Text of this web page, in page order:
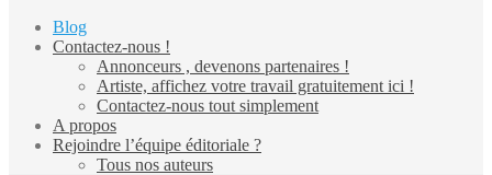
Blog
Contactez-nous !
Annonceurs , devenons partenaires !
Artiste, affichez votre travail gratuitement ici !
Contactez-nous tout simplement
A propos
Rejoindre l’équipe éditoriale ?
Tous nos auteurs